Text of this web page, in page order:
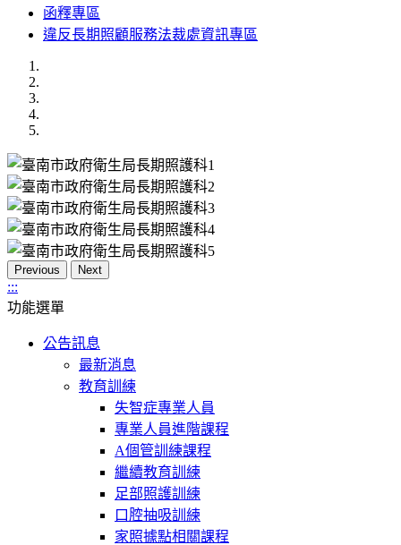
函釋專區
違反長期照顧服務法裁處資訊專區
Previous Next
:::
功能選單
公告訊息
最新消息
教育訓練
失智症專業人員
專業人員進階課程
A個管訓練課程
繼續教育訓練
足部照護訓練
口腔抽吸訓練
家照據點相關課程